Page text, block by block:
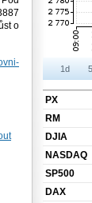
o
1d
PX
RM
DJIA
NASDAQ
SP500
DAX